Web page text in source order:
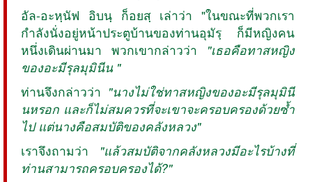
อัล-อะหฺนัฟ อิบนฺ ก็อยสฺ เล่าว่า "ในขณะที่พวกเรา
กำลังนั่งอยู่หน้าประตูบ้านของท่านอุมัรฺ ก็มีหญิงคน
หนึ่งเดินผ่านมา พวกเขากล่าวว่า "เธอคือทาสหญิง
ของอะมีรุลมุมินีน "
ท่านจึงกล่าวว่า "นางไม่ใช่ทาสหญิงของอะมีรุลมุมินี
นหรอก และก็ไม่สมควรที่จะเขาจะครอบครองด้วยซ้ำ
ไป แต่นางคือสมบัติของคลังหลวง"
เราจึงถามว่า "แล้วสมบัติจากคลังหลวงมีอะไรบ้างที่
ท่านสามารถครอบครองได้?"